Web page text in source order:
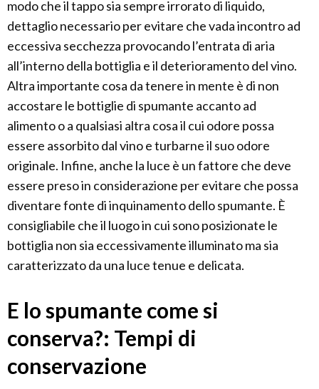
modo che il tappo sia sempre irrorato di liquido,
dettaglio necessario per evitare che vada incontro ad
eccessiva secchezza provocando l’entrata di aria
all’interno della bottiglia e il deterioramento del vino.
Altra importante cosa da tenere in mente è di non
accostare le bottiglie di spumante accanto ad
alimento o a qualsiasi altra cosa il cui odore possa
essere assorbito dal vino e turbarne il suo odore
originale. Infine, anche la luce è un fattore che deve
essere preso in considerazione per evitare che possa
diventare fonte di inquinamento dello spumante. È
consigliabile che il luogo in cui sono posizionate le
bottiglia non sia eccessivamente illuminato ma sia
caratterizzato da una luce tenue e delicata.
E lo spumante come si
conserva?: Tempi di
conservazione